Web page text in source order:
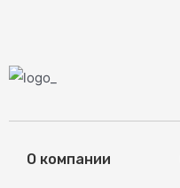
О компании